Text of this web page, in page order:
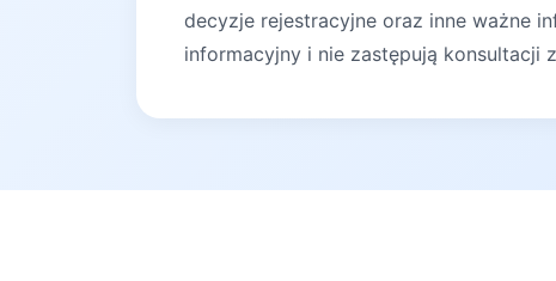
decyzje rejestracyjne oraz inne ważne
informacyjny i nie zastępują konsultacji